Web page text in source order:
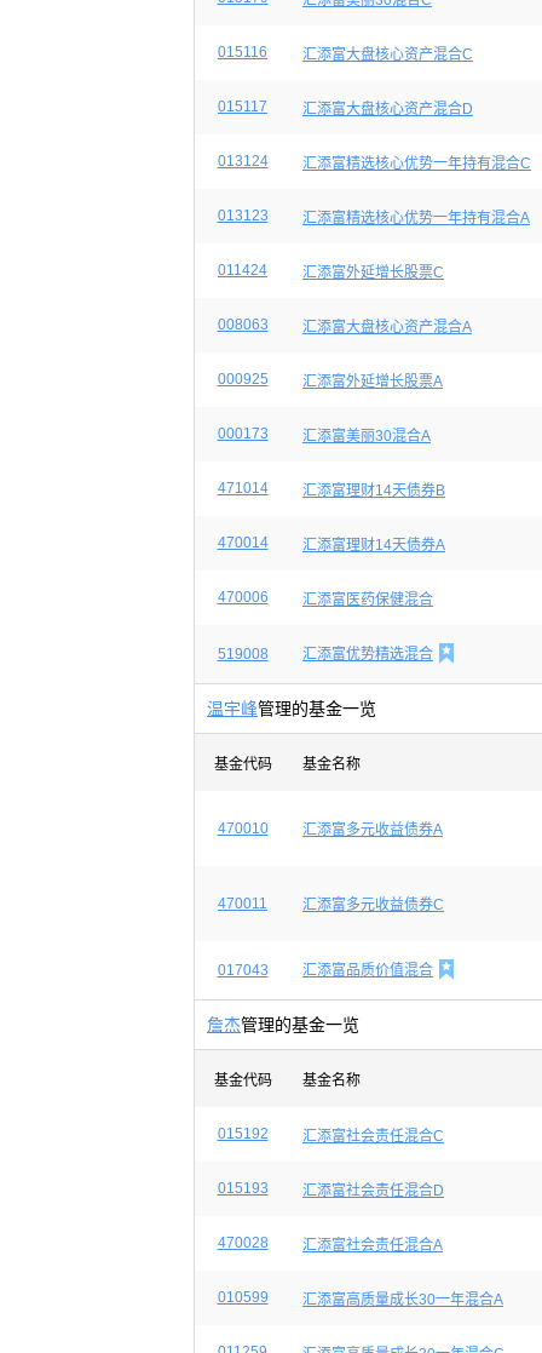
015116 汇添富大盘核心资产混合C
015117 汇添富大盘核心资产混合D
013124 汇添富精选核心优势一年持有混合C
013123 汇添富精选核心优势一年持有混合A
011424 汇添富外延增长股票C
008063 汇添富大盘核心资产混合A
000925 汇添富外延增长股票A
000173 汇添富美丽30混合A
471014 汇添富理财14天债券B
470014 汇添富理财14天债券A
470006 汇添富医药保健混合
519008 汇添富优势精选混合 
温宇峰管理的基金一览
基金代码 基金名称
470010 汇添富多元收益债券A
470011 汇添富多元收益债券C
017043 汇添富品质价值混合 
詹杰管理的基金一览
基金代码 基金名称
015192 汇添富社会责任混合C
015193 汇添富社会责任混合D
470028 汇添富社会责任混合A
010599 汇添富高质量成长30一年混合A